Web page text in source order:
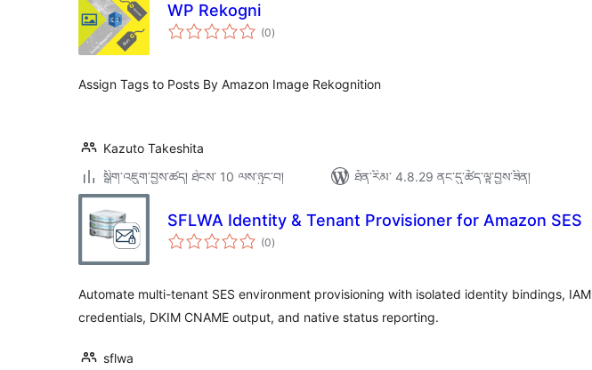
WP Rekogni
(0གདེང་
འཇོག་
)
Assign Tags to Posts By Amazon Image Rekognition
Kazuto Takeshita
སྒྲིག་འཇུག་བྱས་ཚད། ཐེངས་ 10 ལས་ཉུང་བ།
ཐོན་རིམ་ 4.8.29 ནང་དུ་ཚོད་ལྟ་བྱས་ཟིན།
SFLWA Identity & Tenant Provisioner for Amazon SES
(0གདེང་
འཇོག་
)
Automate multi-tenant SES environment provisioning with isolated identity bindings, IAM
credentials, DKIM CNAME output, and native status reporting.
sflwa